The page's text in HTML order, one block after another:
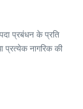
प्रबंधन के प्रति
प्रत्येक नागरिक की